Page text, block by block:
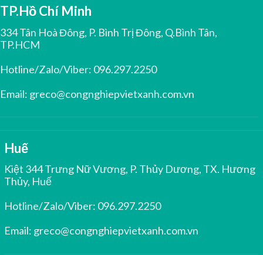
TP.Hồ Chí Minh
334 Tân Hoà Đông, P. Bình Trị Đông, Q.Bình Tân,
TP.HCM
Hotline/Zalo/Viber: 096.297.2250
Email: greco@congnghiepvietxanh.com.vn
Huế
Kiệt 344 Trưng Nữ Vương, P. Thủy Dương, TX. Hương
Thủy, Huế
Hotline/Zalo/Viber: 096.297.2250
Email: greco@congnghiepvietxanh.com.vn